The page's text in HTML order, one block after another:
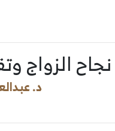
الزواج
د.